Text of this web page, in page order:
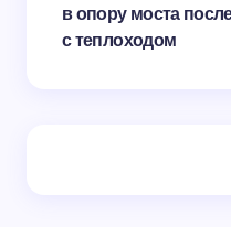
в опору моста
с теплоходом